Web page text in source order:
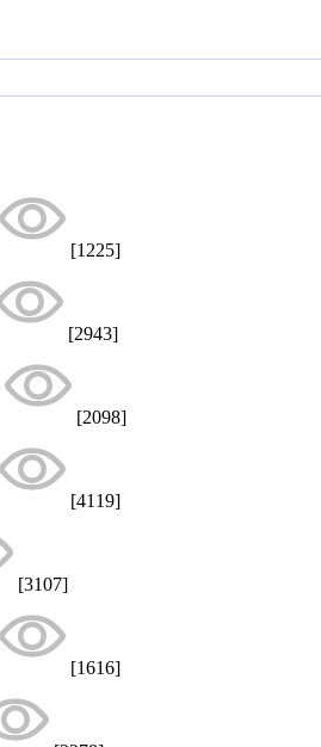
[1225]
[2943]
[2098]
[4119]
[3107]
[1616]